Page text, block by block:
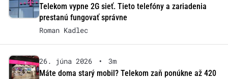
Telekom vypne 2G sieť. Tieto telefóny a zariadenia
prestanú fungovať správne
Roman Kadlec
26. júna 2026 •
3m
Máte doma starý mobil? Telekom zaň ponúkne až 420